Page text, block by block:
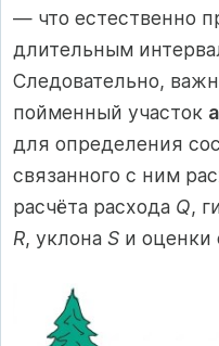
— что естественно
длительным
Следовательно,
пойменный участок
для определения
связанного с ним
расчёта расхода Q,
R, уклона S и оценки